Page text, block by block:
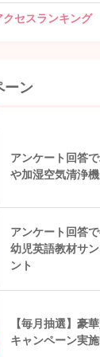
クセスランキング
ーン
アンケート回答
や加湿空気清浄
アンケート回答
幼児英語教材サ
ント
【毎月抽選】豪
キャンペーン実